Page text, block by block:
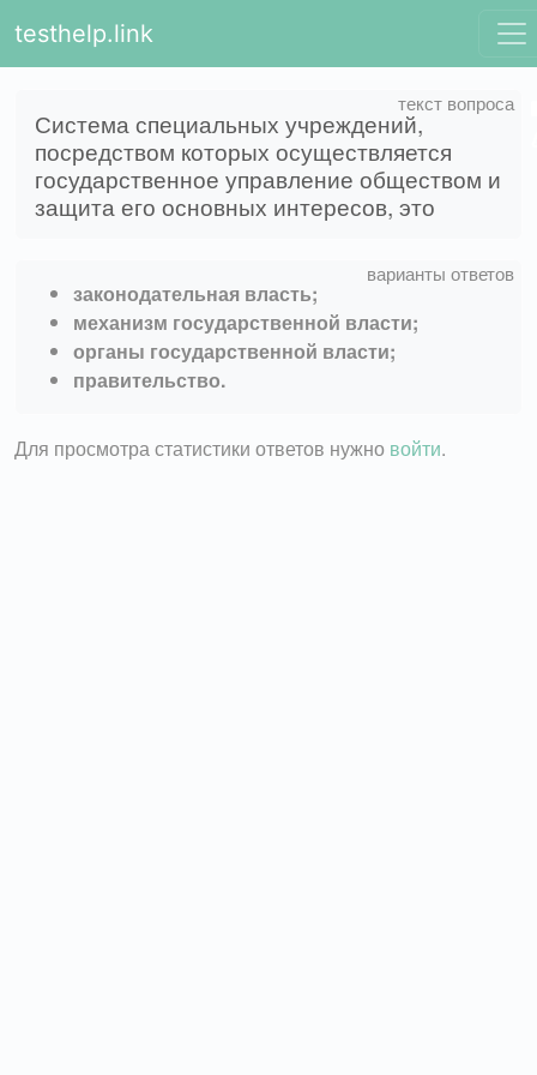
testhelp.link
Система специальных учреждений,
посредством которых осуществляется
государственное управление обществом и
защита его основных интересов, это
законодательная власть;
механизм государственной власти;
органы государственной власти;
правительство.
Для просмотра статистики ответов нужно войти.